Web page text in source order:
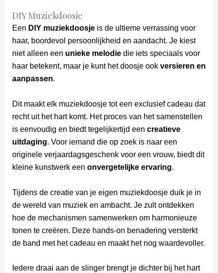
DIY Muziekdoosje
Een DIY muziekdoosjeis de ultieme verrassing voor
haar, boordevol persoonlijkheid en aandacht. Je kiest
niet alleen een unieke melodiedie iets speciaals voor
haar betekent, maar je kunt het doosje ook versieren en
aanpassen.
Dit maakt elk muziekdoosje tot een exclusief cadeau dat
recht uit het hart komt. Het proces van het samenstellen
is eenvoudig en biedt tegelijkertijd een creatieve
uitdaging. Voor iemand die op zoek is naar een
originele verjaardagsgeschenk voor een vrouw, biedt dit
kleine kunstwerk een onvergetelijke ervaring.
Tijdens de creatie van je eigen muziekdoosje duik je in
de wereld van muziek en ambacht. Je zult ontdekken
hoe de mechanismen samenwerken om harmonieuze
tonen te creëren. Deze hands-on benadering versterkt
de band met het cadeau en maakt het nog waardevoller.
Iedere draai aan de slinger brengt je dichter bij het hart